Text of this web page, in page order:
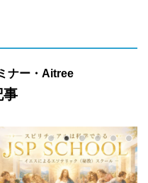
ナー・Aitree
事